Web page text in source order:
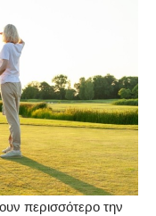
περισσότερο την